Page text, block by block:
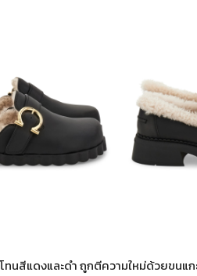
นสีแดงและดำ ถูกตีความใหม่ด้วยขนแ